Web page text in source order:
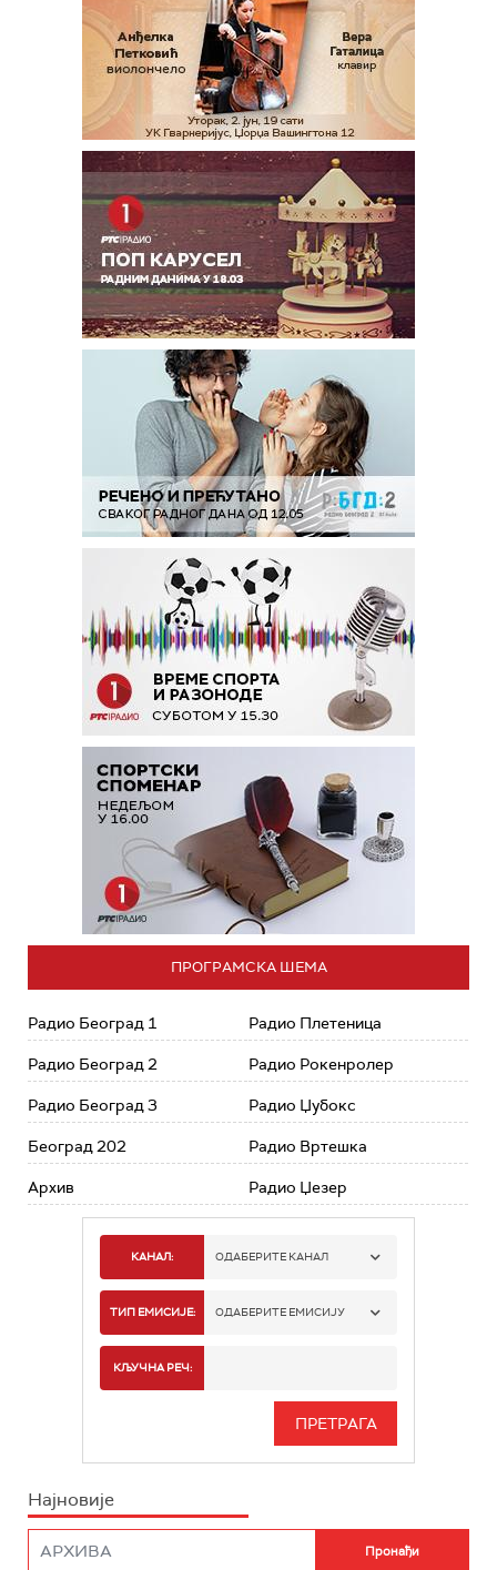
ПРОГРАМСКА ШЕМА
Радио Београд 1
Радио Београд 2
Радио Београд 3
Београд 202
Архив
Радио Плетеница
Радио Рокенролер
Радио Џубокс
Радио Вртешка
Радио Џезер
КАНАЛ: ОДАБЕРИТЕ КАНАЛ
РАДИО БЕОГРАД 1
РАДИО БЕОГРАД 3
РАДИО РОКЕНРОЛЕР
ТИП ЕМИСИЈЕ: ОДАБЕРИТЕ ЕМИСИЈУ
ИНФО
КЉУЧНА РЕЧ:
Најновије